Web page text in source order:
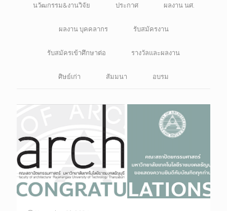
นวัฒกรรม&งานวิจัย ประกาศ ผลงาน นศ.
ผลงาน บุคคลากร รับสมัครงาน
รับสมัครเข้าศึกษาต่อ รางวัลและผลงาน
ศิษย์เก่า สัมมนา อบรม